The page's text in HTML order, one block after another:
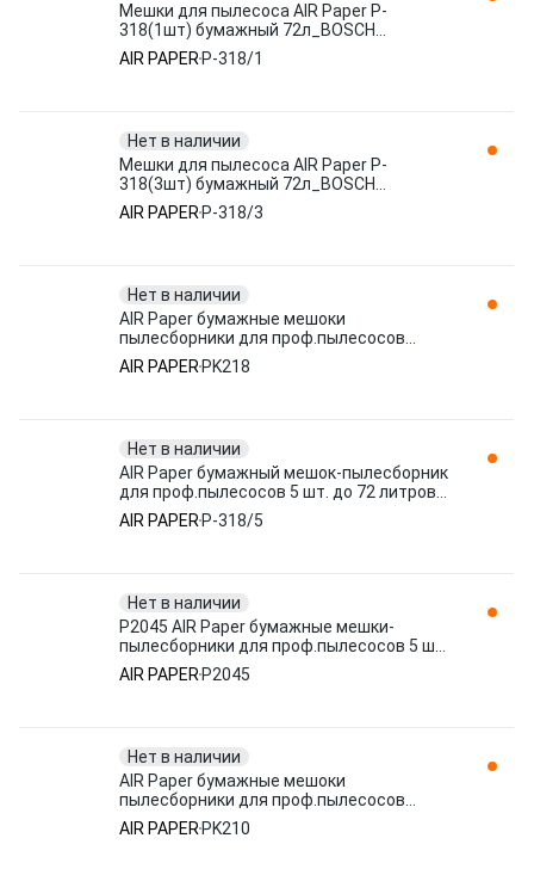
Мешки для пылесоса AIR Paper P-
318(1шт) бумажный 72л_BOSCH
GAS50,FELISATTI,HITACHI,METABO,ИНТЕРСКОЛ,
AIR PAPER P-318/1
Нет в наличии
Мешки для пылесоса AIR Paper P-
318(3шт) бумажный 72л_BOSCH
GAS50,FELISATTI,HITACHI,METABO,ИНТЕРСКОЛ,
AIR PAPER P-318/3
Нет в наличии
AIR Paper бумажные мешоки
пылесборники для проф.пылесосов
KARCHER 5 штук до 12 л PK218
AIR PAPER PK218
Нет в наличии
AIR Paper бумажный мешок-пылесборник
для проф.пылесосов 5 шт. до 72 литров
P-318/5
AIR PAPER P-318/5
Нет в наличии
P2045 AIR Paper бумажные мешки-
пылесборники для проф.пылесосов 5 шт.
до 20 литров P-204/5
AIR PAPER P2045
Нет в наличии
AIR Paper бумажные мешоки
пылесборники для проф.пылесосов
KARCHER 5 штук до 10 PK210
AIR PAPER PK210